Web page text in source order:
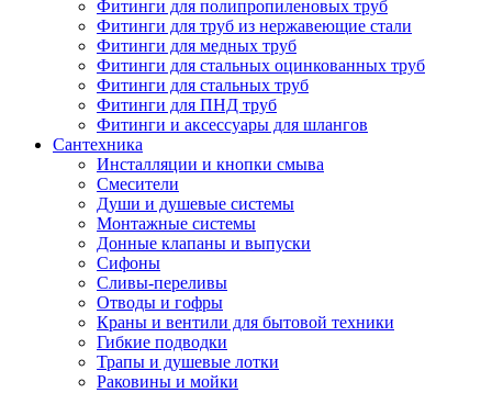
Фитинги для полипропиленовых труб
Фитинги для труб из нержавеющие стали
Фитинги для медных труб
Фитинги для стальных оцинкованных труб
Фитинги для стальных труб
Фитинги для ПНД труб
Фитинги и аксессуары для шлангов
Сантехника
Инсталляции и кнопки смыва
Смесители
Души и душевые системы
Монтажные системы
Донные клапаны и выпуски
Сифоны
Сливы-переливы
Отводы и гофры
Краны и вентили для бытовой техники
Гибкие подводки
Трапы и душевые лотки
Раковины и мойки